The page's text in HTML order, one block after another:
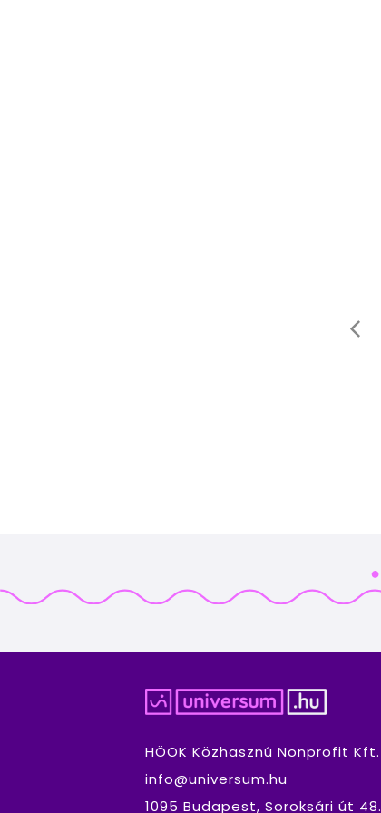
HÖOK Közhasznú Nonprofit Kft.
info@universum.hu
1095 Budapest, Soroksári út 48.